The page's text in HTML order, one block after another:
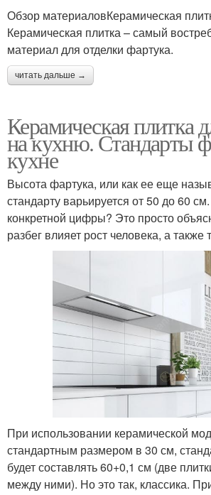
Обзор материаловКерамическая
Керамическая плитка – самый
материал для отделки фартука.
читать дальше →
Керамическая плитка
на кухню. Стандарты
кухне
Высота фартука, или как ее еще
стандарту варьируется от 50 до 60
конкретной цифры? Это просто
разбег влияет рост человека, а также
При использовании керамической
стандартным размером в 30 см,
будет составлять 60+0,1 см (две
между ними). Но это так, классика.